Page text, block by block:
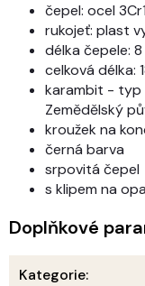
čepel: ocel
rukojeť: plast
délka čepele:
celková délka:
karambit - typ
Zemědělský
kroužek na
černá barva
srpovitá čepel
s klipem na
Doplňkové
Kategorie: